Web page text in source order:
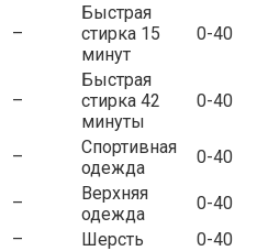
–
Быстрая
стирка 15
минут
0-40
–
Быстрая
стирка 42
минуты
0-40
–
Спортивная
одежда
0-40
–
Верхняя
одежда
0-40
–
Шерсть 0-40